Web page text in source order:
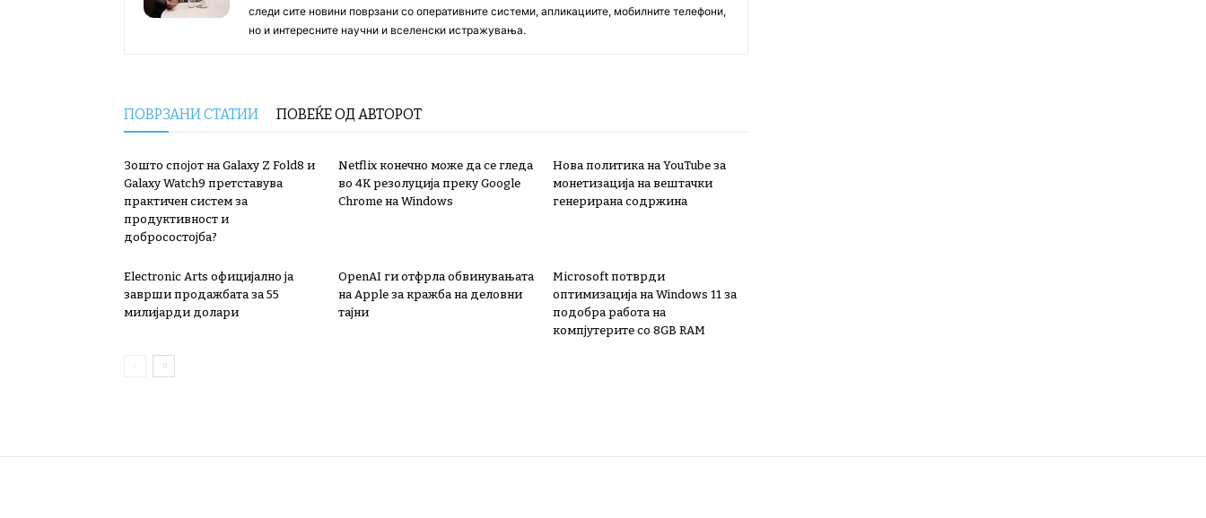
следи сите новини поврзани со оперативните системи, апликациите, мобилните телефони,
но и интересните научни и вселенски истражувања.
ПОВРЗАНИ СТАТИИ ПОВЕЌЕ ОД АВТОРОТ
Зошто спојот на Galaxy Z Fold8 и
Galaxy Watch9 претставува
практичен систем за
продуктивност и
добросостојба?
Netflix конечно може да се гледа
во 4K резолуција преку Google
Chrome на Windows
Нова политика на YouTube за
монетизација на вештачки
генерирана содржина
Electronic Arts официјално ја
заврши продажбата за 55
милијарди долари
OpenAI ги отфрла обвинувањата
на Apple за кражба на деловни
тајни
Microsoft потврди
оптимизација на Windows 11 за
подобра работа на
компјутерите со 8GB RAM